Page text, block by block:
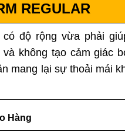
REGULAR
có độ rộng vừa phải
và không tạo cảm giác
mang lại sự thoải mái
Hàng